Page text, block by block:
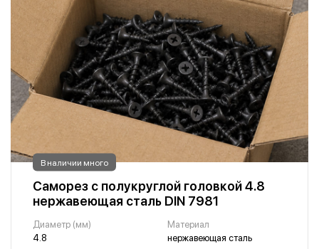
В наличии много
Саморез с полукруглой головкой 4.8
нержавеющая сталь DIN 7981
Диаметр (мм)
4.8
Материал
нержавеющая сталь